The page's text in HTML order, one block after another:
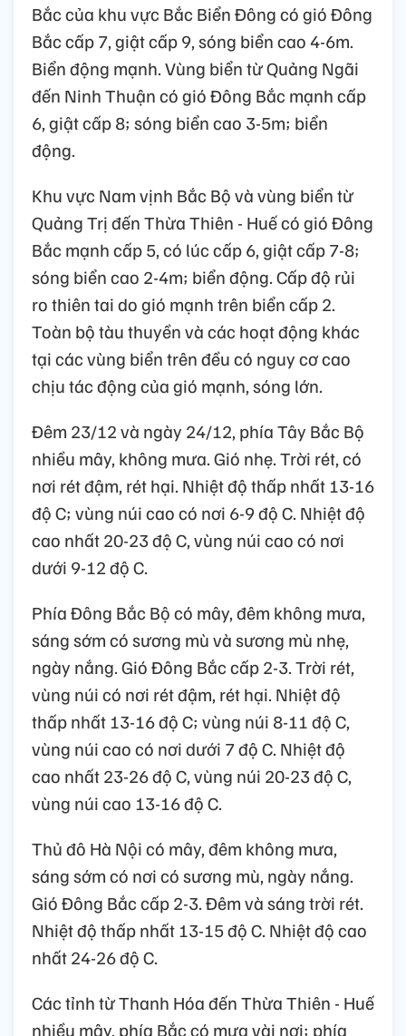
Bắc của khu vực Bắc Biển Đông có gió Đông
Bắc cấp 7, giật cấp 9, sóng biển cao 4-6m.
Biển động mạnh. Vùng biển từ Quảng Ngãi
đến Ninh Thuận có gió Đông Bắc mạnh cấp
6, giật cấp 8; sóng biển cao 3-5m; biển
động.
Khu vực Nam vịnh Bắc Bộ và vùng biển từ
Quảng Trị đến Thừa Thiên - Huế có gió Đông
Bắc mạnh cấp 5, có lúc cấp 6, giật cấp 7-8;
sóng biển cao 2-4m; biển động. Cấp độ rủi
ro thiên tai do gió mạnh trên biển cấp 2.
Toàn bộ tàu thuyền và các hoạt động khác
tại các vùng biển trên đều có nguy cơ cao
chịu tác động của gió mạnh, sóng lớn.
Đêm 23/12 và ngày 24/12, phía Tây Bắc Bộ
nhiều mây, không mưa. Gió nhẹ. Trời rét, có
nơi rét đậm, rét hại. Nhiệt độ thấp nhất 13-16
độ C; vùng núi cao có nơi 6-9 độ C. Nhiệt độ
cao nhất 20-23 độ C, vùng núi cao có nơi
dưới 9-12 độ C.
Phía Đông Bắc Bộ có mây, đêm không mưa,
sáng sớm có sương mù và sương mù nhẹ,
ngày nắng. Gió Đông Bắc cấp 2-3. Trời rét,
vùng núi có nơi rét đậm, rét hại. Nhiệt độ
thấp nhất 13-16 độ C; vùng núi 8-11 độ C,
vùng núi cao có nơi dưới 7 độ C. Nhiệt độ
cao nhất 23-26 độ C, vùng núi 20-23 độ C,
vùng núi cao 13-16 độ C.
Thủ đô Hà Nội có mây, đêm không mưa,
sáng sớm có nơi có sương mù, ngày nắng.
Gió Đông Bắc cấp 2-3. Đêm và sáng trời rét.
Nhiệt độ thấp nhất 13-15 độ C. Nhiệt độ cao
nhất 24-26 độ C.
Các tỉnh từ Thanh Hóa đến Thừa Thiên - Huế
nhiều mây, phía Bắc có mưa vài nơi; phía